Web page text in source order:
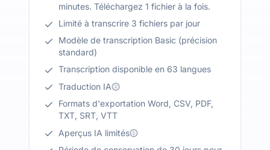
minutes. Téléchargez 1 fichier à la fois.
Limité à transcrire 3 fichiers par jour
Modèle de transcription Basic (précision
standard)
Transcription disponible en 63 langues
Traduction IA
Formats d'exportation Word, CSV, PDF,
TXT, SRT, VTT
Aperçus IA limités